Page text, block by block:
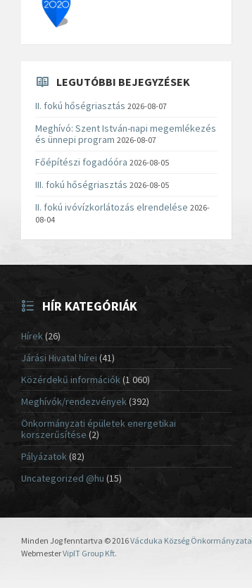
LEGUTÓBBI BEJEGYZÉSEK
II. fokú hőségriasztás 2026-08-07
Meghívó: Szent István-napi megemlékezés
és ünnepi program 2026-08-07
Főépítészi fogadóóra 2026-08-05
III. fokú hőségriasztás 2026-08-05
II. fokú ivóvízkorlátozás elrendelése 2026-
08-04
HÍR KATEGÓRIÁK
Hírek (26)
Járási Hivatal hírei (41)
Közérdekű információk(1 060)
Meghívók/rendezvények(392)
Önkormányzati épületek energetikai
korszerűsítése (2)
Pályázatok(82)
Uncategorized @hu (15)
Minden Jog fenntartva © 2016Vácduka Község Önkormányzata
WebmesterVipIT Group Kft.